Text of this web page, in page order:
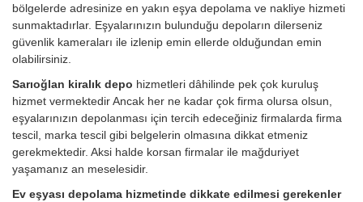
bölgelerde adresinize en yakın eşya depolama ve nakliye hizmeti
sunmaktadırlar. Eşyalarınızın bulunduğu depoların dilerseniz
güvenlik kameraları ile izlenip emin ellerde olduğundan emin
olabilirsiniz.
Sarıoğlan kiralık depo hizmetleri dâhilinde pek çok kuruluş
hizmet vermektedir Ancak her ne kadar çok firma olursa olsun,
eşyalarınızın depolanması için tercih edeceğiniz firmalarda firma
tescil, marka tescil gibi belgelerin olmasına dikkat etmeniz
gerekmektedir. Aksi halde korsan firmalar ile mağduriyet
yaşamanız an meselesidir.
Ev eşyası depolama hizmetinde dikkate edilmesi gerekenler